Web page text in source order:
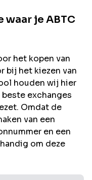
waar je ABTC
het kopen van
bij het kiezen van
houden wij hier
exchanges
Omdat de
van een
en een
om deze